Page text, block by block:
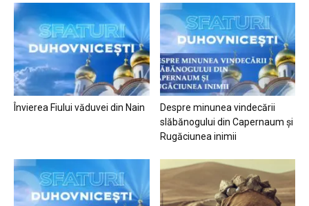
Învierea Fiului văduvei din Nain
Despre minunea vindecării
slăbănogului din Capernaum și
Rugăciunea inimii